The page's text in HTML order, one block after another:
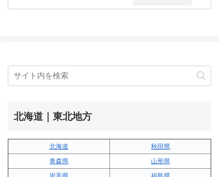
北海道｜東北地方
北海道
秋田県
青森県
山形県